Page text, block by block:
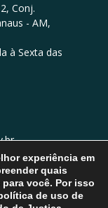
Conj.
- AM,
à Sexta das
experiência em
quais
você. Por isso
de uso de